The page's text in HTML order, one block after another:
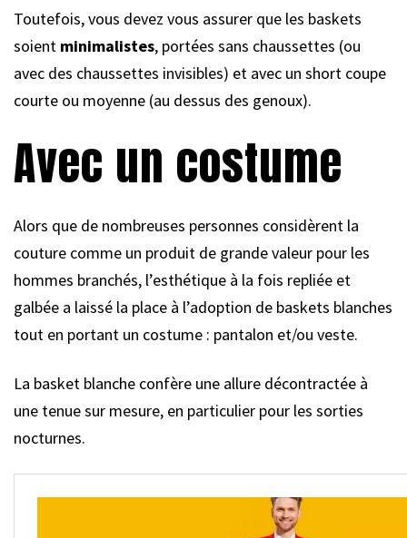
Toutefois, vous devez vous assurer que les baskets
soient minimalistes, portées sans chaussettes (ou
avec des chaussettes invisibles) et avec un short coupe
courte ou moyenne (au dessus des genoux).
Avec un costume
Alors que de nombreuses personnes considèrent la
couture comme un produit de grande valeur pour les
hommes branchés, l’esthétique à la fois repliée et
galbée a laissé la place à l’adoption de baskets blanches
tout en portant un costume : pantalon et/ou veste.
La basket blanche confère une allure décontractée à
une tenue sur mesure, en particulier pour les sorties
nocturnes.